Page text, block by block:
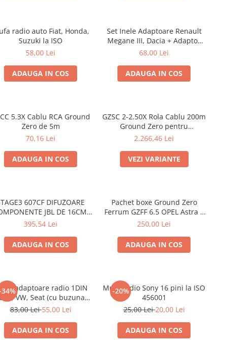
radio auto Fiat, Honda,
Suzuki la ISO
58,00 Lei
ADAUGA IN COS
Set Inele Adaptoare Renault
Megane III, Dacia + Adaptor
conector difuzor
68,00 Lei
ADAUGA IN COS
5.3X Cablu RCA Ground
Zero de 5m
70,16 Lei
ADAUGA IN COS
GZSC 2-2.50X Rola Cablu 200m
Ground Zero pentru
difuzoare, 2x2,5 mm²
2.266,46 Lei
VEZI VARIANTE
607CF DIFUZOARE
JBL DE 16CM,
50W RMS
395,54 Lei
ADAUGA IN COS
Pachet boxe Ground Zero
Ferrum GZFF 6.5 OPEL Astra J,
Astra K
250,00 Lei
ADAUGA IN COS
adaptoare radio 1DIN
VW, Seat (cu buzunar)
40.145
83,00 Lei55,00 Lei
ADAUGA IN COS
-20%
Mufa radio Sony 16 pini la ISO
456001
25,00 Lei20,00 Lei
ADAUGA IN COS